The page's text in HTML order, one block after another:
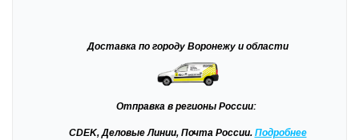
Доставка по городу Воронежу и области
Отправка в регионы России:
CDEK, Деловые Линии, Почта России. Подробнее